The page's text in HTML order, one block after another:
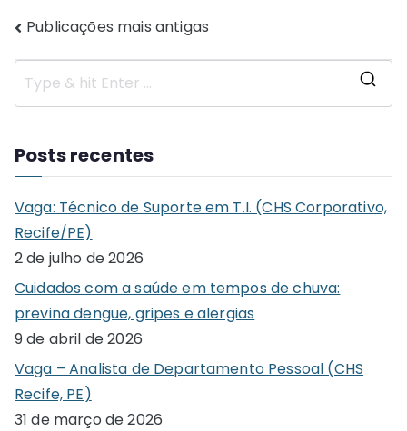
Navegação
por
posts
Publicações mais antigas
Posts recentes
Vaga: Técnico de Suporte em T.I. (CHS Corporativo,
Recife/PE)
2 de julho de 2026
Cuidados com a saúde em tempos de chuva:
previna dengue, gripes e alergias
9 de abril de 2026
Vaga – Analista de Departamento Pessoal (CHS
Recife, PE)
31 de março de 2026